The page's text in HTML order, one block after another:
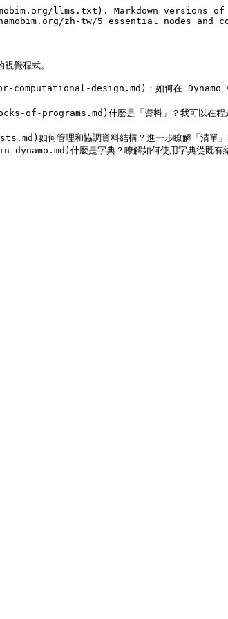
llms.txt). Markdown versions of
zh-tw/
覺程式。
design.md)：如何在 Dynamo 中使用
什麼是「資料」？我可以在程式中開
理和協調資料結構？進一步瞭解「清單」的概